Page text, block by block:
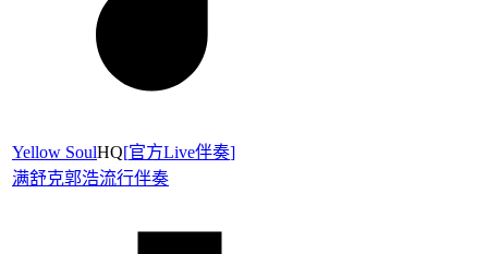
Yellow SoulHQ[官方Live伴奏]
满舒克郭浩流行伴奏